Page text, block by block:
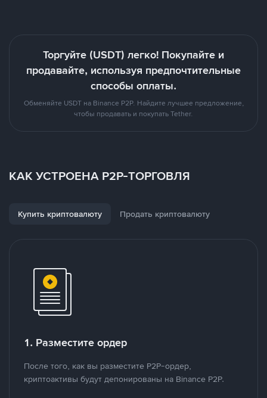
Торгуйте (USDT) легко! Покупайте и
продавайте, используя предпочтительные
способы оплаты.
Обменяйте USDT на Binance P2P. Найдите лучшее предложение,
чтобы продавать и покупать Tether.
КАК УСТРОЕНА P2P-ТОРГОВЛЯ
Купить криптовалюту Продать криптовалюту
1. Разместите ордер
После того, как вы разместите P2P-ордер,
криптоактивы будут депонированы на Binance P2P.